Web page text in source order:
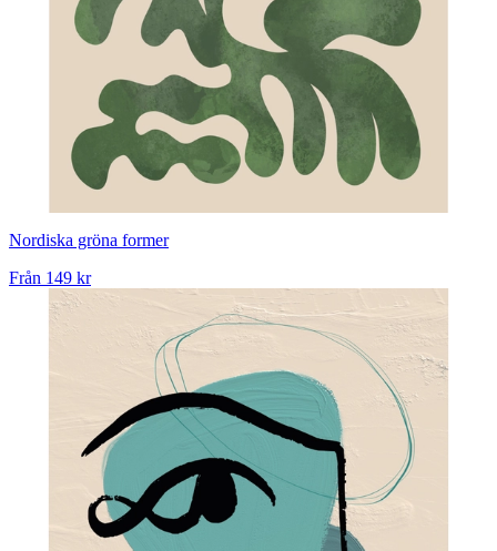
Nordiska gröna former
Från 149 kr